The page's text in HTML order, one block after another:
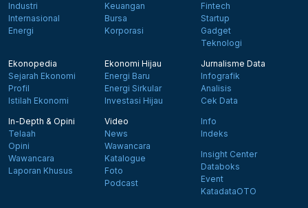
Industri
Internasional
Energi
Keuangan
Bursa
Korporasi
Fintech
Startup
Gadget
Teknologi
Ekonopedia
Sejarah Ekonomi
Profil
Istilah Ekonomi
Ekonomi Hijau
Energi Baru
Energi Sirkular
Investasi Hijau
Jurnalisme Data
Infografik
Analisis
Cek Data
In-Depth & Opini
Telaah
Opini
Wawancara
Laporan Khusus
Video
News
Wawancara
Katalogue
Foto
Podcast
Info
Indeks
Insight Center
Databoks
Event
KatadataOTO